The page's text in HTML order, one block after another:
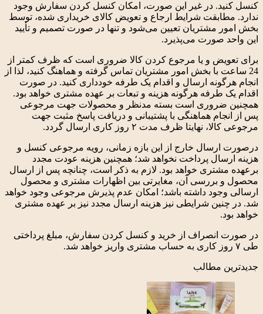
کنسل کنید. در غیر این صورت، امکان کنسل کردن سفارش وجود
ندارد. مطابقت شرایط ارجاع و تعویض کالای خریداری‌ شده، توسط
بخش امور مشتریان تعیین می‌شود و تنها در صورت تصمیم و تأیید
این واحد صورت می‌پذیرد.
برای تعویض و یا مرجوع کردن کالا ضروری است که ظرف کمتر از
24 ساعت با بخش امور مشتریان تماس گرفته و هماهنگ کنید، لذا از
انجام هرگونه ارسال و اقدام یک ‌طرفه خودداری کنید. در صورت
اقدام یک طرفه هرگونه هزینه و تبعات بر عهده مشتری خواهد بود.
همچنین ضروری است بسته مدنظر و محصولات جهت مرجوعی
پس از انجام هماهنگی با پشتیبانی و دریافت پاسخ مثبت جهت
مرجوعی کالا، نهایتا ظرف مدت ۲ روز کاری ارسال گردد.
درصورت ارسال خارج از این بازه زمانی، رویه مرجوعی کنسل و
هزینه ارسال پرداخت نخواهد شد؛ همچنین هزینه عودت مجدد
برعهده مشتری خواهد بود. لازم به ذکر است، چنانچه پس از ارسال
محصول و بررسی آن، مغایرتی بین اظهارات مشتری و محصول
ارسالی وجود داشته باشد؛ امکان عدم پذیرش مرجوعی وجود خواهد
شد. در چنین شرایطی نیز هزینه ارسال مجدد نیز بر عهده مشتری
خواهد بود.
در صورت انصراف از خرید و کنسل کردن سفارش، مبلغ پرداختی
طی ۷ روز کاری به ‌حساب مشتری واریز خواهد شد.
جدیدترین مطالب